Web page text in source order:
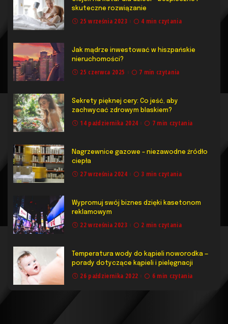
skuteczne rozwiązanie
25 września 2023 4 min czytania
Jak mądrze inwestować w hiszpańskie
nieruchomości?
25 czerwca 2025 7 min czytania
Sekrety pięknej cery: Co jeść, aby
zachwycać zdrowym blaskiem?
14 października 2024 7 min czytania
Nagrzewnice gazowe – niezawodne źródło
ciepła
27 września 2024 3 min czytania
Wypromuj swój biznes dzięki kasetonom
reklamowym
22 września 2023 2 min czytania
Temperatura wody do kąpieli noworodka —
porady dotyczące kąpieli i pielęgnacji
26 października 2022 6 min czytania